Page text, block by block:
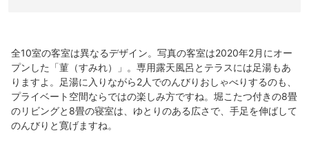
全10室の客室は異なるデザイン。写真の客室は2020年2月にオー
プンした「菫（すみれ）」。専用露天風呂とテラスには足湯もあ
りますよ。足湯に入りながら2人でのんびりおしゃべりするのも、
プライベート空間ならではの楽しみ方ですね。堀こたつ付きの8畳
のリビングと8畳の寝室は、ゆとりのある広さで、手足を伸ばして
のんびりと寛げますね。